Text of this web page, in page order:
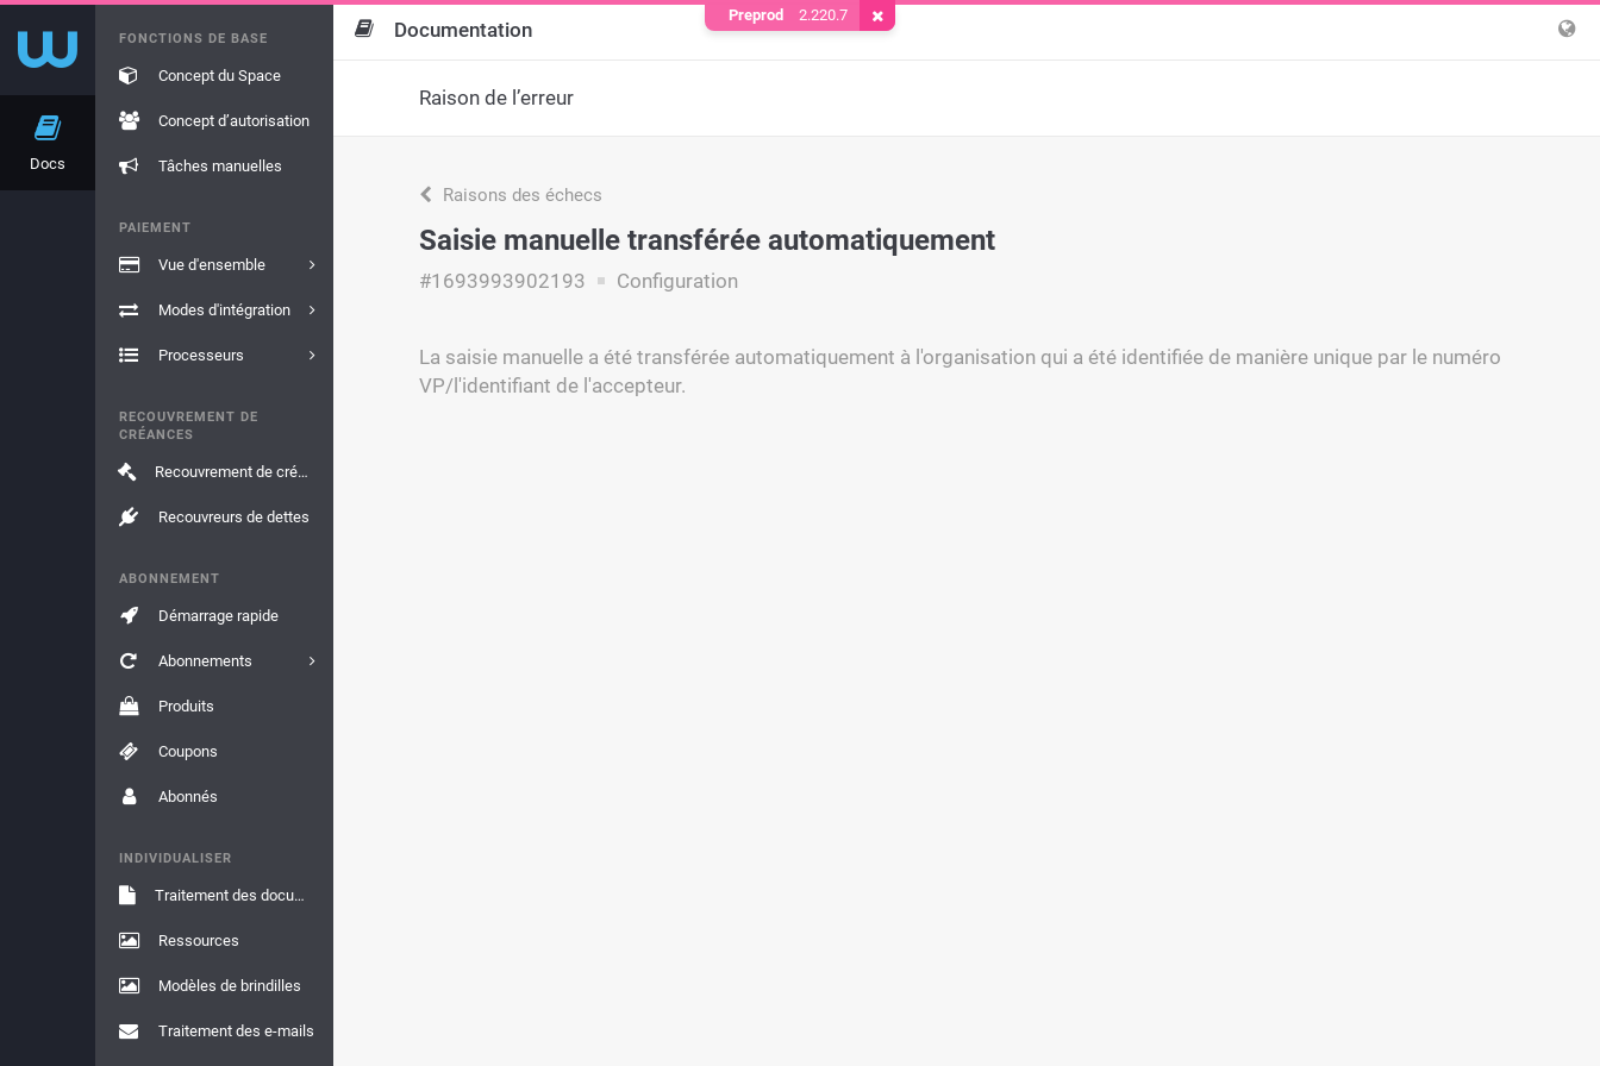
Docs
FONCTIONS DE BASE
Concept du Space
Concept d’autorisation
Tâches manuelles
PAIEMENT
Vue d'ensemble
Modes d'intégration
Processeurs
RECOUVREMENT DE
CRÉANCES
Recouvrement de créances
Recouvreurs de dettes
ABONNEMENT
Démarrage rapide
Abonnements
Produits
Coupons
Abonnés
INDIVIDUALISER
Traitement des documents
Ressources
Modèles de brindilles
Traitement des e-mails
Documentation
Raison de l’erreur
Raisons des échecs
Saisie manuelle transférée automatiquement
#1693993902193 Configuration
La saisie manuelle a été transférée automatiquement à l'organisation qui a été identifiée de manière unique par le numéro
VP/l'identifiant de l'accepteur.
Preprod 2.220.7 Supprimer le cookie